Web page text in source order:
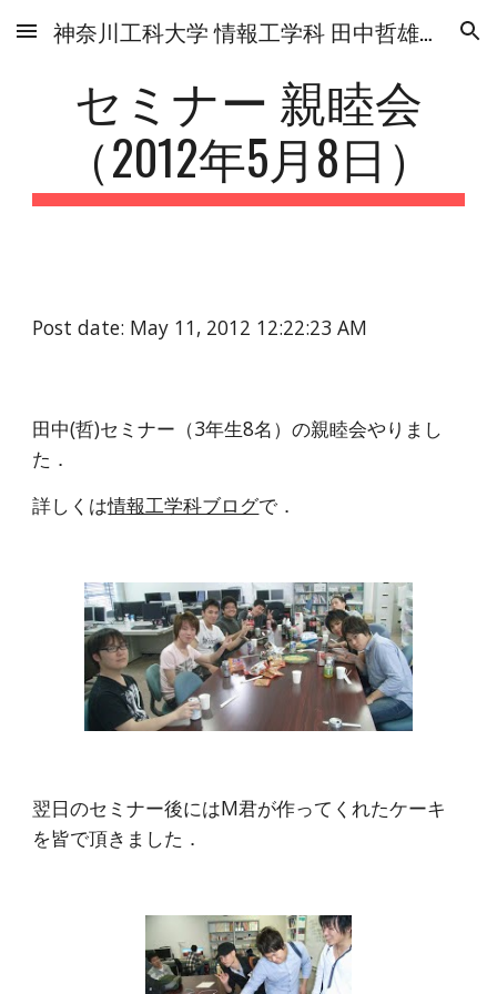
Skip to main content Skip to navigation
神奈川工科大学 情報工学科 田中哲雄研究室
セミナー 親睦会
（2012年5月8日）
Post date: May 11, 2012 12:22:23 AM
田中(哲)セミナー（3年生8名）の親睦会やりまし
た．
詳しくは情報工学科ブログで．
翌日のセミナー後にはM君が作ってくれたケーキ
を皆で頂きました．